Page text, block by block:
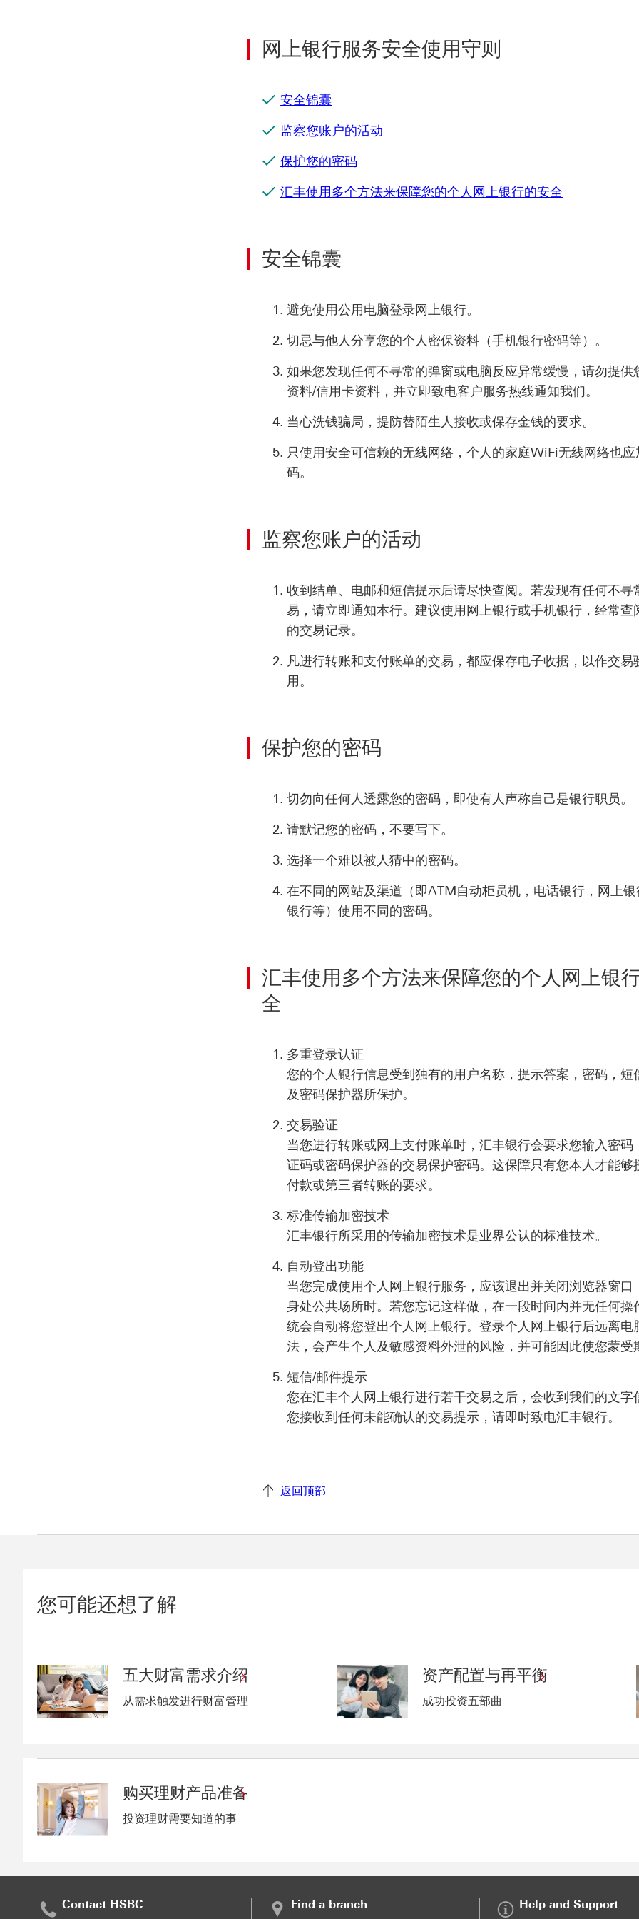
网上银行服务安全使用守则
安全锦囊
监察您账户的活动
保护您的密码
汇丰使用多个方法来保障您的个人网上银行的安全
安全锦囊
避免使用公用电脑登录网上银行。
切忌与他人分享您的个人密保资料（手机银行密码等）。
如果您发现任何不寻常的弹窗或电脑反应异常缓慢，请勿提供
资料/信用卡资料，并立即致电客户服务热线通知我们。
当心洗钱骗局，提防替陌生人接收或保存金钱的要求。
只使用安全可信赖的无线网络，个人的家庭WiFi无线网络也应
码。
监察您账户的活动
收到结单、电邮和短信提示后请尽快查阅。若发现有任何不寻
易，请立即通知本行。建议使用网上银行或手机银行，经常查
的交易记录。
凡进行转账和支付账单的交易，都应保存电子收据，以作交易
用。
保护您的密码
切勿向任何人透露您的密码，即使有人声称自己是银行职员。
请默记您的密码，不要写下。
选择一个难以被人猜中的密码。
在不同的网站及渠道（即ATM自动柜员机，电话银行，网上
银行等）使用不同的密码。
汇丰使用多个方法来保障您的个人网上银
全
多重登录认证
您的个人银行信息受到独有的用户名称，提示答案，密码，短
及密码保护器所保护。
交易验证
当您进行转账或网上支付账单时，汇丰银行会要求您输入密码
证码或密码保护器的交易保护密码。这保障只有您本人才能够
付款或第三者转账的要求。
标准传输加密技术
汇丰银行所采用的传输加密技术是业界公认的标准技术。
自动登出功能
当您完成使用个人网上银行服务，应该退出并关闭浏览器窗口
身处公共场所时。若您忘记这样做，在一段时间内并无任何操
统会自动将您登出个人网上银行。登录个人网上银行后远离电
法，会产生个人及敏感资料外泄的风险，并可能因此使您蒙受
短信/邮件提示
您在汇丰个人网上银行进行若干交易之后，会收到我们的文字
您接收到任何未能确认的交易提示，请即时致电汇丰银行。
返回顶部
您可能还想了解
五大财富需求介绍
从需求触发进行财富管理
资产配置与再平衡
成功投资五部曲
购买理财产品准备
投资理财需要知道的事
Contact HSBC Find a branch Help and Support